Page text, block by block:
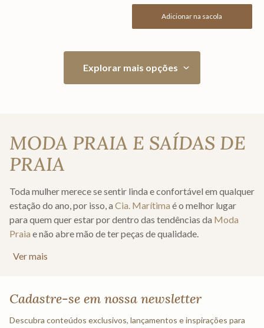
Adicionar na sacola
MODA PRAIA E SAÍDAS DE
PRAIA
Toda mulher merece se sentir linda e confortável em qualquer
estação do ano, por isso, a Cia. Marítima é o melhor lugar
para quem quer estar por dentro das tendências da Moda
Praia e não abre mão de ter peças de qualidade.
As peças de moda praia Cia. Marítima mesclam estilo e
modelos das nossas coleções de Moda Praia 2023
Ver mais
Cadastre-se em nossa newsletter
Descubra conteúdos exclusivos, lançamentos e inspirações para